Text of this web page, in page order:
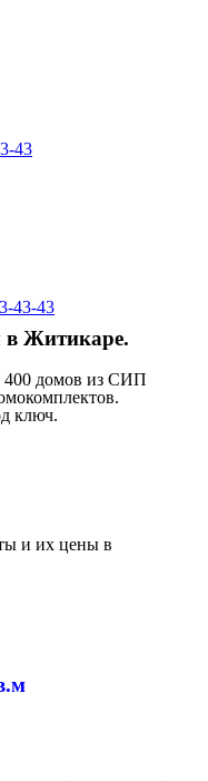
43
43-43
в Житикаре.
400 домов из СИП
ключ.
и их цены в